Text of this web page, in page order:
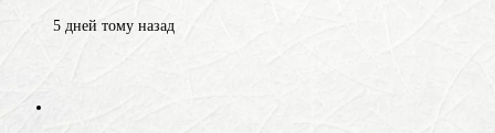
5 дней тому назад